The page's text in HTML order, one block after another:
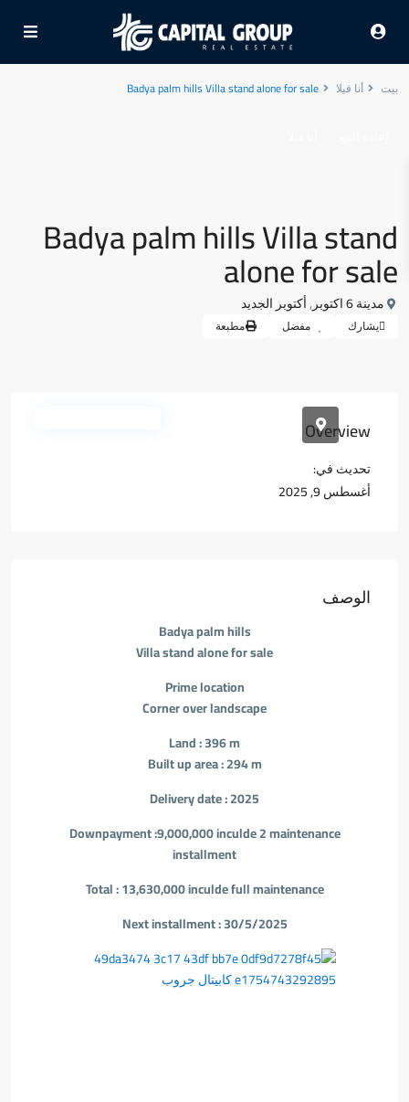
بيت أنا فيلا Badya palm hills Villa stand alone for sale
Badya palm hills Villa stand
alone for sale
مدينة 6 اكتوبر ,أكتوبر الجديد
يشارك مفضل مطبعة
Overview
تحديث في:
أغسطس 9, 2025
الوصف
Badya palm hills
Villa stand alone for sale
Prime location
Corner over landscape
Land : 396 m
Built up area : 294 m
Delivery date : 2025
Downpayment :9,000,000 inculde 2 maintenance
installment
Total : 13,630,000 inculde full maintenance
Next installment : 30/5/2025